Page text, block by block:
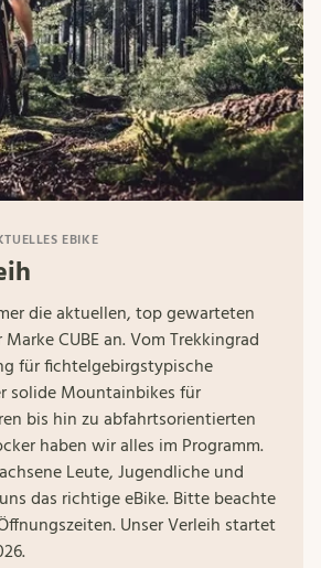
EBIKE
die aktuellen, top gewarteten
CUBE an. Vom Trekkingrad
für fichtelgebirgstypische
solide Mountainbikes für
bis hin zu abfahrtsorientierten
haben wir alles im Programm.
Leute, Jugendliche und
das richtige eBike. Bitte beachte
Unser Verleih startet